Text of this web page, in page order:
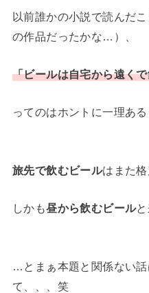
以前誰かの小説で読んだ
の作品だったかな…）、
「ビールは自宅から遠く
ってのはホントに一理あ
旅先で飲むビールはまた
しかも昼から飲むビール
…とまぁ本題と関係ない
て、、、笑